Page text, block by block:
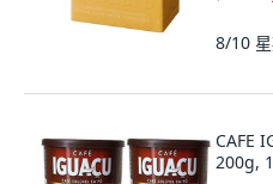
8/10
CAFE
200g,